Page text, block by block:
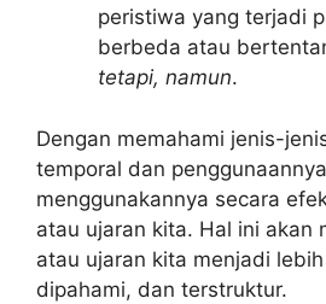
peristiwa yang terjadi
berbeda atau
tetapi, namun.
Dengan memahami jenis-
temporal dan
menggunakannya secara
atau ujaran kita. Hal ini akan
atau ujaran kita menjadi
dipahami, dan terstruktur.